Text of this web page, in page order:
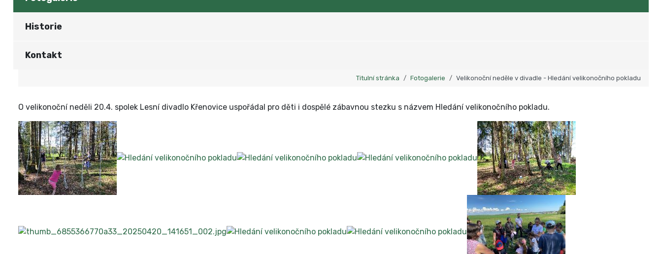
Historie
Kontakt
Titulní stránka Fotogalerie Velikonoční neděle v divadle - Hledání velikonočního pokladu
O velikonoční neděli 20.4. spolek Lesní divadlo Křenovice uspořádal pro děti i dospělé zábavnou stezku s názvem Hledání velikonočního pokladu.